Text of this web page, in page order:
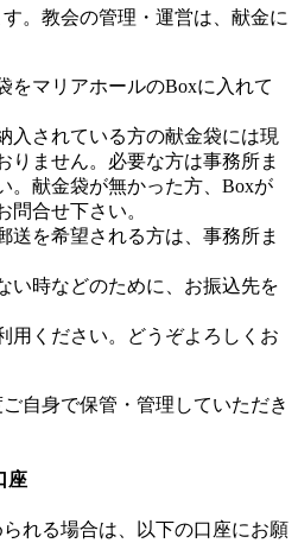
。教会の管理・運営は、献金に
をマリアホールのBoxに入れて
入されている方の献金袋には現
りません。必要な方は事務所ま
。献金袋が無かった方、Boxが
問合せ下さい。
送を希望される方は、事務所ま
い時などのために、お振込先を
用ください。どうぞよろしくお
自身で保管・管理していただき
座
れる場合は、以下の口座にお願